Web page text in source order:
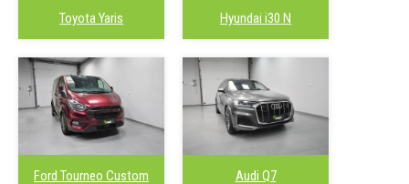
Toyota Yaris Hyundai i30 N
Ford Tourneo Custom Audi Q7